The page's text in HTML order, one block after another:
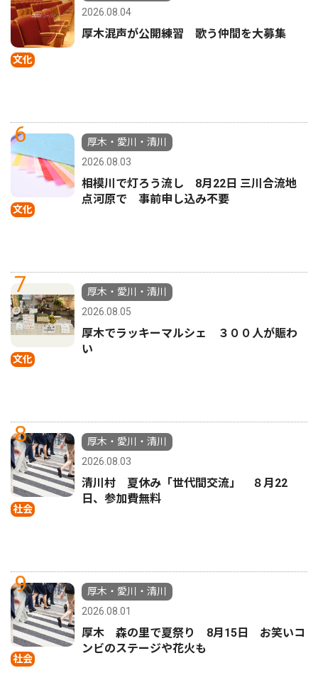
文化
2026.08.04
厚木混声が公開練習 歌う仲間を大募集
6
文化
厚木・愛川・清川
2026.08.03
相模川で灯ろう流し 8月22日 三川合流地
点河原で 事前申し込み不要
7
文化
厚木・愛川・清川
2026.08.05
厚木でラッキーマルシェ ３００人が賑わ
い
8
社会
厚木・愛川・清川
2026.08.03
清川村 夏休み「世代間交流」 ８月22
日、参加費無料
9
社会
厚木・愛川・清川
2026.08.01
厚木 森の里で夏祭り 8月15日 お笑いコ
ンビのステージや花火も